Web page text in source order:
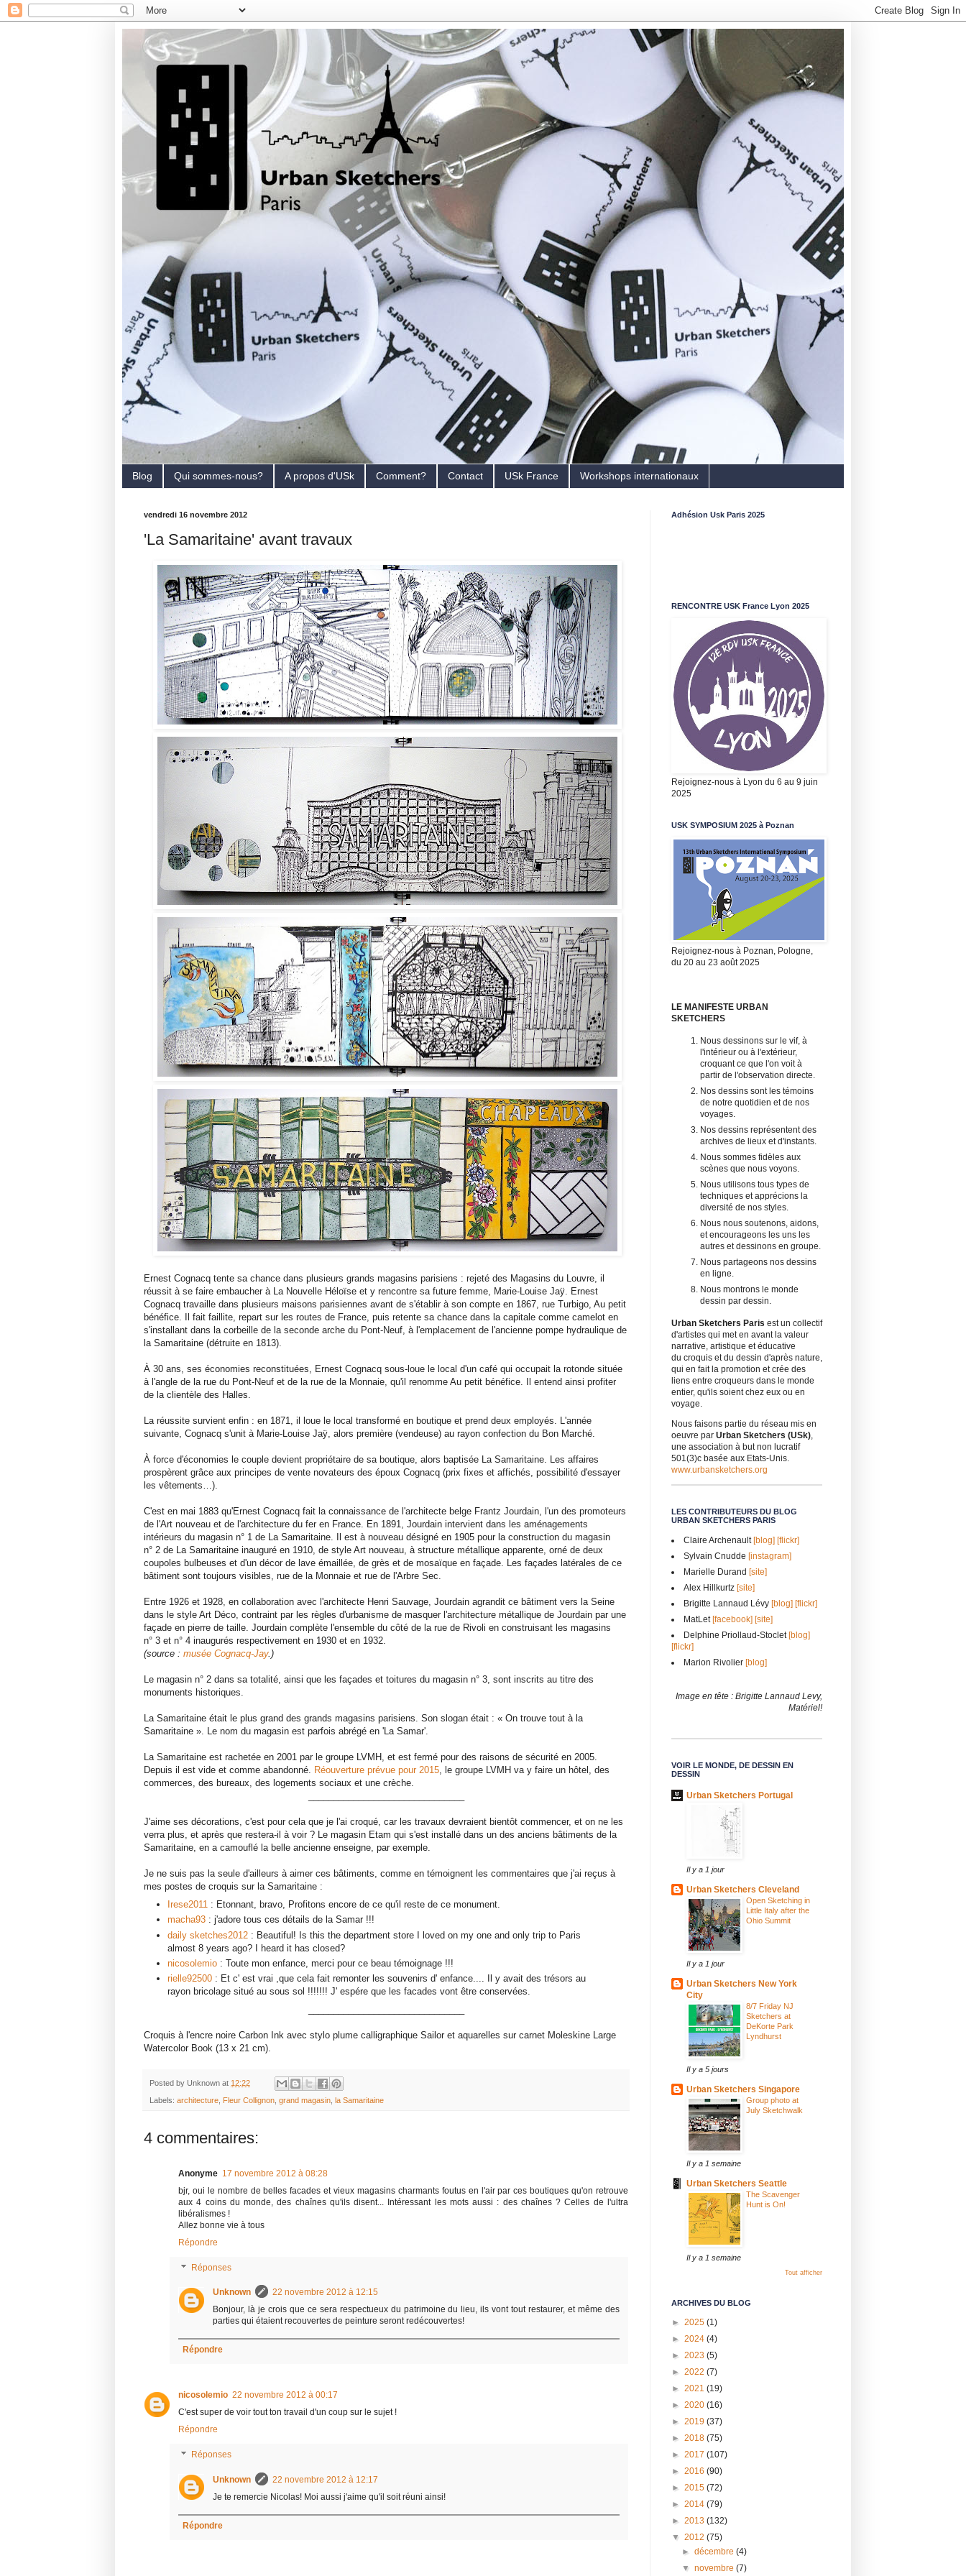
Blog Qui sommes-nous? A propos d'USk Comment? Contact USk France Workshops internationaux
vendredi 16 novembre 2012
'La Samaritaine' avant travaux
Ernest Cognacq tente sa chance dans plusieurs grands magasins parisiens : rejeté des Magasins du Louvre, il
réussit à se faire embaucher à La Nouvelle Héloïse et y rencontre sa future femme, Marie-Louise Jaÿ. Ernest
Cognacq travaille dans plusieurs maisons parisiennes avant de s'établir à son compte en 1867, rue Turbigo, Au petit
bénéfice. Il fait faillite, repart sur les routes de France, puis retente sa chance dans la capitale comme camelot en
s'installant dans la corbeille de la seconde arche du Pont-Neuf, à l'emplacement de l'ancienne pompe hydraulique de
la Samaritaine (détruite en 1813).
À 30 ans, ses économies reconstituées, Ernest Cognacq sous-loue le local d'un café qui occupait la rotonde située
à l'angle de la rue du Pont-Neuf et de la rue de la Monnaie, qu'il renomme Au petit bénéfice. Il entend ainsi profiter
de la clientèle des Halles.
La réussite survient enfin : en 1871, il loue le local transformé en boutique et prend deux employés. L'année
suivante, Cognacq s'unit à Marie-Louise Jaÿ, alors première (vendeuse) au rayon confection du Bon Marché.
À force d'économies le couple devient propriétaire de sa boutique, alors baptisée La Samaritaine. Les affaires
prospèrent grâce aux principes de vente novateurs des époux Cognacq (prix fixes et affichés, possibilité d'essayer
les vêtements…).
C'est en mai 1883 qu'Ernest Cognacq fait la connaissance de l'architecte belge Frantz Jourdain, l'un des promoteurs
de l'Art nouveau et de l'architecture du fer en France. En 1891, Jourdain intervient dans les aménagements
intérieurs du magasin n° 1 de La Samaritaine. Il est à nouveau désigné en 1905 pour la construction du magasin
n° 2 de La Samaritaine inauguré en 1910, de style Art nouveau, à structure métallique apparente, orné de deux
coupoles bulbeuses et d'un décor de lave émaillée, de grès et de mosaïque en façade. Les façades latérales de ce
bâtiment sont toujours visibles, rue de la Monnaie et rue de l'Arbre Sec.
Entre 1926 et 1928, en collaboration avec l'architecte Henri Sauvage, Jourdain agrandit ce bâtiment vers la Seine
dans le style Art Déco, contraint par les règles d'urbanisme de masquer l'architecture métallique de Jourdain par une
façade en pierre de taille. Jourdain complète l'ensemble du côté de la rue de Rivoli en construisant les magasins
n° 3 et n° 4 inaugurés respectivement en 1930 et en 1932.
(source : musée Cognacq-Jay.)
Le magasin n° 2 dans sa totalité, ainsi que les façades et toitures du magasin n° 3, sont inscrits au titre des
monuments historiques.
La Samaritaine était le plus grand des grands magasins parisiens. Son slogan était : « On trouve tout à la
Samaritaine ». Le nom du magasin est parfois abrégé en 'La Samar'.
La Samaritaine est rachetée en 2001 par le groupe LVMH, et est fermé pour des raisons de sécurité en 2005.
Depuis il est vide et comme abandonné. Réouverture prévue pour 2015, le groupe LVMH va y faire un hôtel, des
commerces, des bureaux, des logements sociaux et une crèche.
J'aime ses décorations, c'est pour cela que je l'ai croqué, car les travaux devraient bientôt commencer, et on ne les
verra plus, et après que restera-il à voir ? Le magasin Etam qui s'est installé dans un des anciens bâtiments de la
Samaritaine, en a camouflé la belle ancienne enseigne, par exemple.
Je ne suis pas la seule d'ailleurs à aimer ces bâtiments, comme en témoignent les commentaires que j'ai reçus à
mes postes de croquis sur la Samaritaine :
Irese2011 : Etonnant, bravo, Profitons encore de ce qu'il reste de ce monument.
macha93 : j'adore tous ces détails de la Samar !!!
daily sketches2012 : Beautiful! Is this the department store I loved on my one and only trip to Paris
almost 8 years ago? I heard it has closed?
nicosolemio : Toute mon enfance, merci pour ce beau témoignage !!!
rielle92500 : Et c' est vrai ,que cela fait remonter les souvenirs d' enfance.... Il y avait des trésors au
rayon bricolage situé au sous sol !!!!!!! J' espére que les facades vont être conservées.
Croquis à l'encre noire Carbon Ink avec stylo plume calligraphique Sailor et aquarelles sur carnet Moleskine Large
Watercolor Book (13 x 21 cm).
Posted by Unknown at 12:22
Labels: architecture Fleur Collignon grand magasin la Samaritaine
4 commentaires:
Anonyme 17 novembre 2012 à 08:28
bjr, oui le nombre de belles facades et vieux magasins charmants foutus en l'air par ces boutiques qu'on retrouve
aux 4 coins du monde, des chaînes qu'ils disent... Intéressant les mots aussi : des chaînes ? Celles de l'ultra
libéralismes !
Allez bonne vie à tous
Répondre
Réponses
Unknown
22 novembre 2012 à 12:15
Bonjour, là je crois que ce sera respectueux du patrimoine du lieu, ils vont tout restaurer, et même des
parties qui étaient recouvertes de peinture seront redécouvertes!
Répondre
nicosolemio 22 novembre 2012 à 00:17
C'est super de voir tout ton travail d'un coup sur le sujet !
Répondre
Réponses
Unknown
22 novembre 2012 à 12:17
Je te remercie Nicolas! Moi aussi j'aime qu'il soit réuni ainsi!
Répondre
Adhésion Usk Paris 2025
RENCONTRE USK France Lyon 2025
Rejoignez-nous à Lyon du 6 au 9 juin
2025
USK SYMPOSIUM 2025 à Poznan
Rejoignez-nous à Poznan, Pologne,
du 20 au 23 août 2025
LE MANIFESTE URBAN
SKETCHERS
Nous dessinons sur le vif, à
l'intérieur ou à l'extérieur,
croquant ce que l'on voit à
partir de l'observation directe.
Nos dessins sont les témoins
de notre quotidien et de nos
voyages.
Nos dessins représentent des
archives de lieux et d'instants.
Nous sommes fidèles aux
scènes que nous voyons.
Nous utilisons tous types de
techniques et apprécions la
diversité de nos styles.
Nous nous soutenons, aidons,
et encourageons les uns les
autres et dessinons en groupe.
Nous partageons nos dessins
en ligne.
Nous montrons le monde
dessin par dessin.
Urban Sketchers Paris est un collectif
d'artistes qui met en avant la valeur
narrative, artistique et éducative
du croquis et du dessin d'après nature,
qui en fait la promotion et crée des
liens entre croqueurs dans le monde
entier, qu'ils soient chez eux ou en
voyage.
Nous faisons partie du réseau mis en
oeuvre par Urban Sketchers (USk)
une association à but non lucratif
501(3)c basée aux Etats-Unis.
www.urbansketchers.org
LES CONTRIBUTEURS DU BLOG
URBAN SKETCHERS PARIS
Claire Archenault[blog] [flickr]
Sylvain Cnudde [instagram]
Marielle Durand [site]
Alex Hillkurtz [site]
Brigitte Lannaud Lévy [blog] [flickr]
MatLet[facebook] [site]
Delphine Priollaud-Stoclet[blog]
[flickr]
Marion Rivolier [blog]
Image en tête : Brigitte Lannaud Levy,
Matériel!
VOIR LE MONDE, DE DESSIN EN
DESSIN
Urban Sketchers Portugal
Il y a 1 jour
Urban Sketchers Cleveland
Open Sketching in
Little Italy after the
Ohio Summit
Il y a 1 jour
Urban Sketchers New York
City
8/7 Friday NJ
Sketchers at
DeKorte Park
Lyndhurst
Il y a 5 jours
Urban Sketchers Singapore
Group photo at
July Sketchwalk
Il y a 1 semaine
Urban Sketchers Seattle
The Scavenger
Hunt is On!
Il y a 1 semaine
Tout afficher
ARCHIVES DU BLOG
► 2025 (1)
► 2024 (4)
► 2023 (5)
► 2022 (7)
► 2021 (19)
► 2020 (16)
► 2019 (37)
► 2018 (75)
► 2017 (107)
► 2016 (90)
► 2015 (72)
► 2014 (79)
► 2013 (132)
▼ 2012 (75)
►décembre(4)
▼novembre(7)